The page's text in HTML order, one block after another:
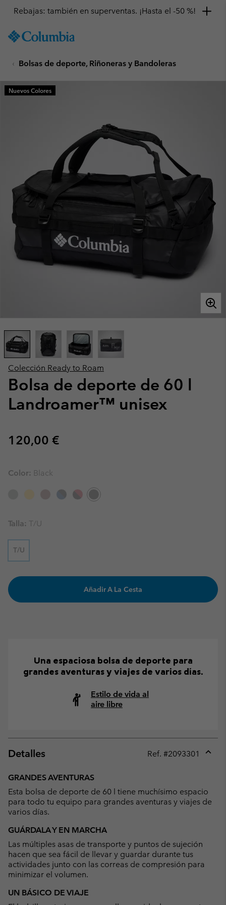
TO
SKIP
MAIN
NAV
Rebajas: también en superventas. ¡Hasta el -50 %!
Bolsas de deporte, Riñoneras y Bandoleras
Colección Ready to Roam
Bolsa de deporte de 60 l
Landroamer™ unisex
Regular price:
120,00 €
Nuevos Colores
Color: Black
Talla: T/U
T/U
Añadir A La Cesta
Una espaciosa bolsa de deporte para
grandes aventuras y viajes de varios días.
Estilo de vida al
aire libre
Detalles Ref. #2093301
GRANDES AVENTURAS
Esta bolsa de deporte de 60 l tiene muchísimo espacio
para todo tu equipo para grandes aventuras y viajes de
varios días.
GUÁRDALA Y EN MARCHA
Las múltiples asas de transporte y puntos de sujeción
hacen que sea fácil de llevar y guardar durante tus
actividades junto con las correas de compresión para
minimizar el volumen.
UN BÁSICO DE VIAJE